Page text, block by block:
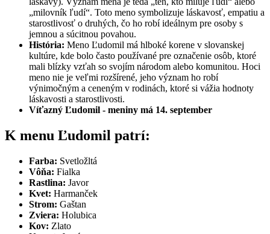
„milovník ľudí“. Toto meno symbolizuje láskavosť, empatiu a
starostlivosť o druhých, čo ho robí ideálnym pre osoby s
jemnou a súcitnou povahou.
História: Meno Ľudomil má hlboké korene v slovanskej
kultúre, kde bolo často používané pre označenie osôb, ktoré
mali blízky vzťah so svojím národom alebo komunitou. Hoci
meno nie je veľmi rozšírené, jeho význam ho robí
výnimočným a ceneným v rodinách, ktoré si vážia hodnoty
láskavosti a starostlivosti.
Víťazný Ľudomil - meniny má 14. september
K menu Ľudomil patrí:
Farba: Svetložltá
Vôňa: Fialka
Rastlina: Javor
Kvet: Harmanček
Strom: Gaštan
Zviera: Holubica
Kov: Zlato